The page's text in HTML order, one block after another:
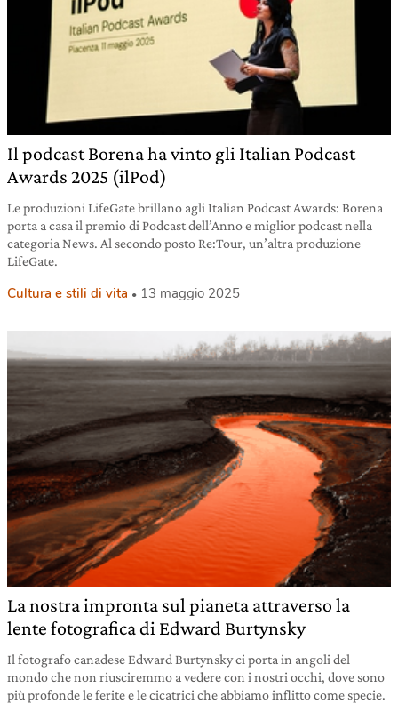
Il podcast Borena ha vinto gli Italian Podcast
Awards 2025 (ilPod)
Le produzioni LifeGate brillano agli Italian Podcast Awards: Borena
porta a casa il premio di Podcast dell’Anno e miglior podcast nella
categoria News. Al secondo posto Re:Tour, un’altra produzione
LifeGate.
Cultura e stili di vita 13 maggio 2025
La nostra impronta sul pianeta attraverso la
lente fotografica di Edward Burtynsky
Il fotografo canadese Edward Burtynsky ci porta in angoli del
mondo che non riusciremmo a vedere con i nostri occhi, dove sono
più profonde le ferite e le cicatrici che abbiamo inflitto come specie.